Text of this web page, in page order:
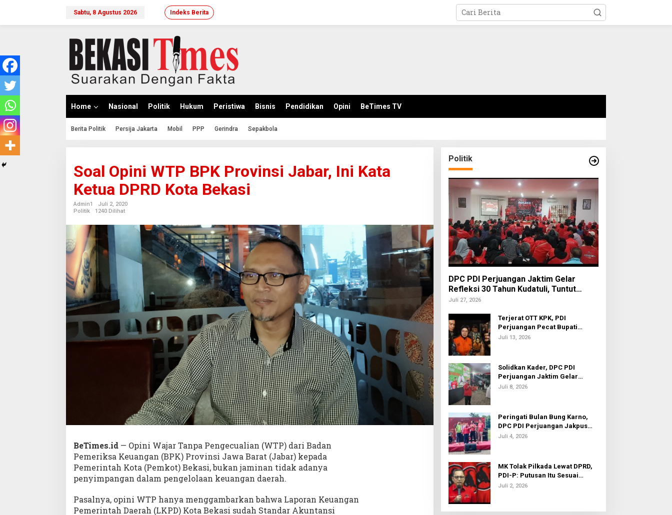
Sabtu, 8 Agustus 2026 Indeks Berita
Home Nasional Politik Hukum Peristiwa Bisnis Pendidikan Opini BeTimes TV
Berita Politik Persija Jakarta Mobil PPP Gerindra Sepakbola
Soal Opini WTP BPK Provinsi Jabar, Ini Kata
Ketua DPRD Kota Bekasi
Admin1
Juli 2, 2020
Politik
1240 Dilihat
BeTimes.id — Opini Wajar Tanpa Pengecualian (WTP) dari Badan
Pemeriksa Keuangan (BPK) Provinsi Jawa Barat (Jabar) kepada
Pemerintah Kota (Pemkot) Bekasi, bukan jaminan tidak adanya
penyimpangan dalam pengelolaan keuangan daerah.
Pasalnya, opini WTP hanya menggambarkan bahwa Laporan Keuangan
Pemerintah Daerah (LKPD) Kota Bekasi sudah Standar Akuntansi
Politik
DPC PDI Perjuangan Jaktim Gelar
Refleksi 30 Tahun Kudatuli, Tuntut
Penuntasan Hukum Aktor Intelektual
Juli 27, 2026
Terjerat OTT KPK, PDI
Perjuangan Pecat Bupati
Sukoharjo Etik Suryani
Juli 13, 2026
Solidkan Kader, DPC PDI
Perjuangan Jaktim Gelar
Nobar Piala Dunia 2026
Juli 8, 2026
Peringati Bulan Bung Karno,
DPC PDI Perjuangan Jakpus
Gelar Turnamen Sepak Bola U-
Juli 4, 2026
MK Tolak Pilkada Lewat DPRD,
PDI-P: Putusan Itu Sesuai
dengan Semangat Reformasi
Juli 2, 2026